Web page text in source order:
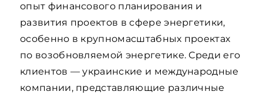
опыт финансового планирования и
развития проектов в сфере энергетики,
особенно в крупномасштабных проектах
по возобновляемой энергетике. Среди его
клиентов — украинские и международные
компании, представляющие различные